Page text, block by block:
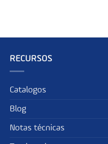
RECURSOS
Catalogos
Blog
Notas técnicas